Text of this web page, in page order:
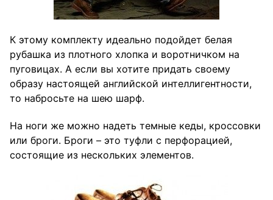
К этому комплекту идеально подойдет белая
рубашка из плотного хлопка и воротничком на
пуговицах. А если вы хотите придать своему
образу настоящей английской интеллигентности,
то набросьте на шею шарф.
На ноги же можно надеть темные кеды, кроссовки
или броги. Броги – это туфли с перфорацией,
состоящие из нескольких элементов.